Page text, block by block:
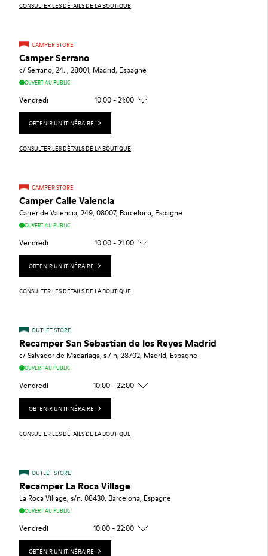
CONSULTER LES DÉTAILS DE LA BOUTIQUE
CAMPER STORE
Camper Serrano
c/ Serrano, 24. , 28001, Madrid, Espagne
OUVERT AU PUBLIC
Vendredi 10:00 - 21:00
OBTENIR UN ITINÉRAIRE
CONSULTER LES DÉTAILS DE LA BOUTIQUE
CAMPER STORE
Camper Calle Valencia
Carrer de Valencia, 249, 08007, Barcelona, Espagne
OUVERT AU PUBLIC
Vendredi 10:00 - 21:00
OBTENIR UN ITINÉRAIRE
CONSULTER LES DÉTAILS DE LA BOUTIQUE
OUTLET STORE
Recamper San Sebastian de los Reyes Madrid
c/ Salvador de Madariaga, s / n, 28702, Madrid, Espagne
OUVERT AU PUBLIC
Vendredi 10:00 - 22:00
OBTENIR UN ITINÉRAIRE
CONSULTER LES DÉTAILS DE LA BOUTIQUE
OUTLET STORE
Recamper La Roca Village
La Roca Village, s/n, 08430, Barcelona, Espagne
OUVERT AU PUBLIC
Vendredi 10:00 - 22:00
OBTENIR UN ITINÉRAIRE